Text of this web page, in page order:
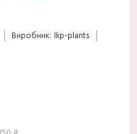
Виробник: lkp-plants